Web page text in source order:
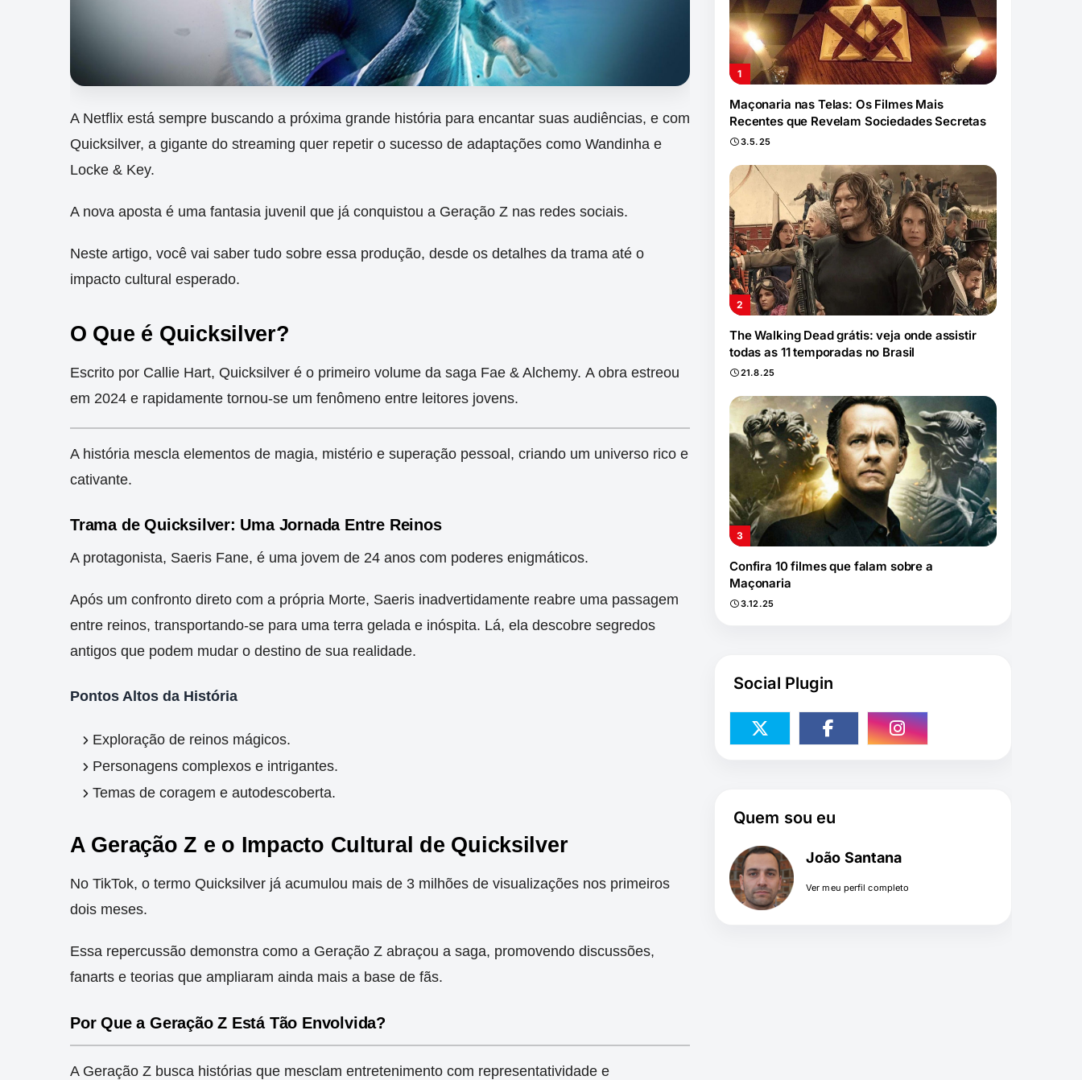
A Netflix está sempre buscando a próxima grande história para encantar suas audiências, e com
Quicksilver, a gigante do streaming quer repetir o sucesso de adaptações como Wandinha e
Locke & Key.
A nova aposta é uma fantasia juvenil que já conquistou a Geração Z nas redes sociais.
Neste artigo, você vai saber tudo sobre essa produção, desde os detalhes da trama até o
impacto cultural esperado.
O Que é Quicksilver?
Escrito por Callie Hart, Quicksilver é o primeiro volume da saga Fae & Alchemy. A obra estreou
em 2024 e rapidamente tornou-se um fenômeno entre leitores jovens.
A história mescla elementos de magia, mistério e superação pessoal, criando um universo rico e
cativante.
Trama de Quicksilver: Uma Jornada Entre Reinos
A protagonista, Saeris Fane, é uma jovem de 24 anos com poderes enigmáticos.
Após um confronto direto com a própria Morte, Saeris inadvertidamente reabre uma passagem
entre reinos, transportando-se para uma terra gelada e inóspita. Lá, ela descobre segredos
antigos que podem mudar o destino de sua realidade.
Pontos Altos da História
Exploração de reinos mágicos.
Personagens complexos e intrigantes.
Temas de coragem e autodescoberta.
A Geração Z e o Impacto Cultural de Quicksilver
No TikTok, o termo Quicksilver já acumulou mais de 3 milhões de visualizações nos primeiros
dois meses.
Essa repercussão demonstra como a Geração Z abraçou a saga, promovendo discussões,
fanarts e teorias que ampliaram ainda mais a base de fãs.
Por Que a Geração Z Está Tão Envolvida?
A Geração Z busca histórias que mesclam entretenimento com representatividade e
Maçonaria nas Telas: Os Filmes Mais
Recentes que Revelam Sociedades Secretas
3.5.25
The Walking Dead grátis: veja onde assistir
todas as 11 temporadas no Brasil
21.8.25
Confira 10 filmes que falam sobre a
Maçonaria
3.12.25
Social Plugin
Quem sou eu
João Santana
Ver meu perfil completo